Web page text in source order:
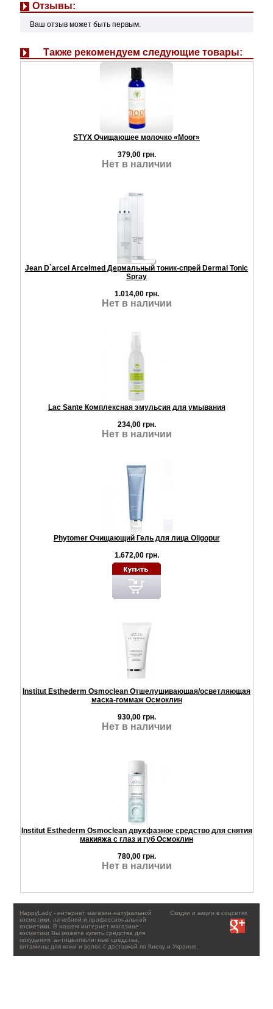
Отзывы:
Ваш отзыв может быть первым.
Также рекомендуем следующие товары:
STYX Очищающее молочко «Moor»
379,00 грн.
Нет в наличии
Jean D`arcel Arcelmed Дермальный тоник-спрей Dermal Tonic
Spray
1.014,00 грн.
Нет в наличии
Lac Sante Комплексная эмульсия для умывания
234,00 грн.
Нет в наличии
Phytomer Очищающий Гель для лица Oligopur
1.672,00 грн.
Institut Esthederm Osmoclean Отшелушивающая/осветляющая
маска-гоммаж Осмоклин
930,00 грн.
Нет в наличии
Institut Esthederm Osmoclean двухфазное средство для снятия
макияжа с глаз и губ Осмоклин
780,00 грн.
Нет в наличии
Скидки и акции в соцсетях
HappyLady - интернет магазин натуральной
косметики, лечебной и профессиональной
косметики. В нашем интернет магазине
косметики Вы можете купить средства для
похудения, антицеллюлитные средства,
витамины для кожи и волос с доставкой по Киеву и Украине.